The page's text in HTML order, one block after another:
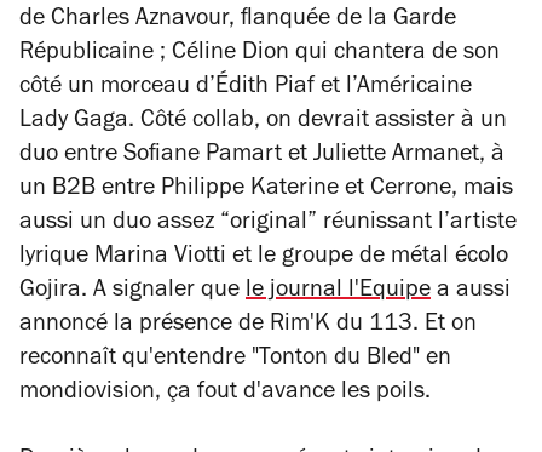
de Charles Aznavour, flanquée de la Garde
Républicaine ; Céline Dion qui chantera de son
côté un morceau d’Édith Piaf et l’Américaine
Lady Gaga. Côté collab, on devrait assister à un
duo entre Sofiane Pamart et Juliette Armanet, à
un B2B entre Philippe Katerine et Cerrone, mais
aussi un duo assez “original” réunissant l’artiste
lyrique Marina Viotti et le groupe de métal écolo
Gojira. A signaler que le journal l'Equipe a aussi
annoncé la présence de Rim'K du 113. Et on
reconnaît qu'entendre "Tonton du Bled" en
mondiovision, ça fout d'avance les poils.